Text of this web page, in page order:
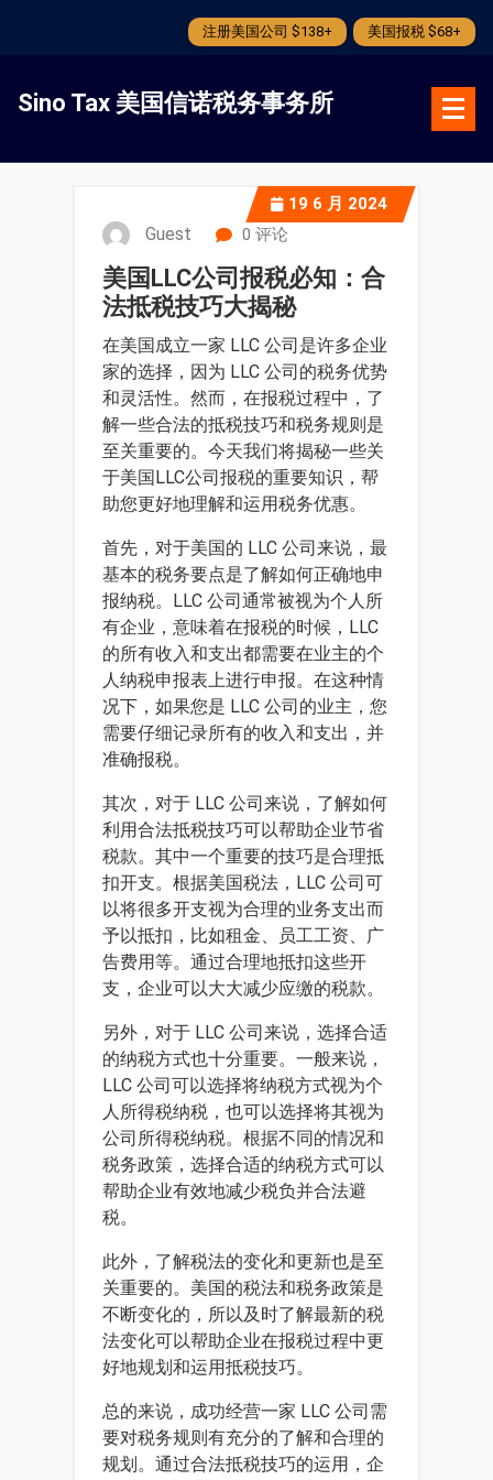
注册美国公司 $138+ 美国报税 $68+
Sino Tax 美国信诺税务事务所
19 6 月 2024
Guest 0 评论
美国LLC公司报税必知：合
法抵税技巧大揭秘
在美国成立一家 LLC 公司是许多企业
家的选择，因为 LLC 公司的税务优势
和灵活性。然而，在报税过程中，了
解一些合法的抵税技巧和税务规则是
至关重要的。今天我们将揭秘一些关
于美国LLC公司报税的重要知识，帮
助您更好地理解和运用税务优惠。
首先，对于美国的 LLC 公司来说，最
基本的税务要点是了解如何正确地申
报纳税。LLC 公司通常被视为个人所
有企业，意味着在报税的时候，LLC
的所有收入和支出都需要在业主的个
人纳税申报表上进行申报。在这种情
况下，如果您是 LLC 公司的业主，您
需要仔细记录所有的收入和支出，并
准确报税。
其次，对于 LLC 公司来说，了解如何
利用合法抵税技巧可以帮助企业节省
税款。其中一个重要的技巧是合理抵
扣开支。根据美国税法，LLC 公司可
以将很多开支视为合理的业务支出而
予以抵扣，比如租金、员工工资、广
告费用等。通过合理地抵扣这些开
支，企业可以大大减少应缴的税款。
另外，对于 LLC 公司来说，选择合适
的纳税方式也十分重要。一般来说，
LLC 公司可以选择将纳税方式视为个
人所得税纳税，也可以选择将其视为
公司所得税纳税。根据不同的情况和
税务政策，选择合适的纳税方式可以
帮助企业有效地减少税负并合法避
税。
此外，了解税法的变化和更新也是至
关重要的。美国的税法和税务政策是
不断变化的，所以及时了解最新的税
法变化可以帮助企业在报税过程中更
好地规划和运用抵税技巧。
总的来说，成功经营一家 LLC 公司需
要对税务规则有充分的了解和合理的
规划。通过合法抵税技巧的运用，企